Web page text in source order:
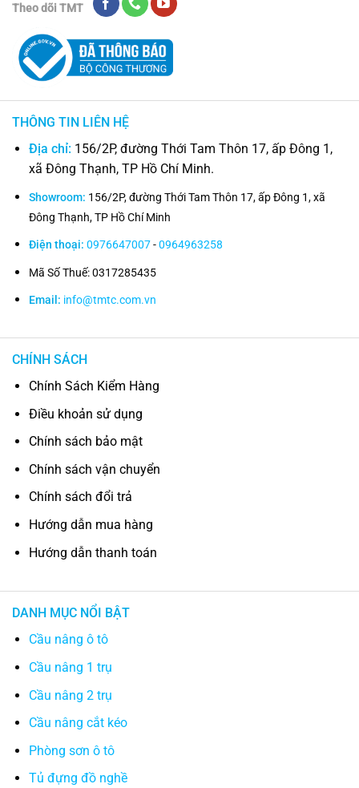
Theo dõi TMT
THÔNG TIN LIÊN HỆ
Địa chỉ: 156/2P, đường Thới Tam Thôn 17, ấp Đông 1,
xã Đông Thạnh, TP Hồ Chí Minh.
Showroom: 156/2P, đường Thới Tam Thôn 17, ấp Đông 1, xã
Đông Thạnh, TP Hồ Chí Minh
Điện thoại: 0976647007-0964963258
Mã Số Thuế: 0317285435
Email: info@tmtc.com.vn
CHÍNH SÁCH
Chính Sách Kiểm Hàng
Điều khoản sử dụng
Chính sách bảo mật
Chính sách vận chuyển
Chính sách đổi trả
Hướng dẫn mua hàng
Hướng dẫn thanh toán
DANH MỤC NỔI BẬT
Cầu nâng ô tô
Cầu nâng 1 trụ
Cầu nâng 2 trụ
Cầu nâng cắt kéo
Phòng sơn ô tô
Tủ đựng đồ nghề